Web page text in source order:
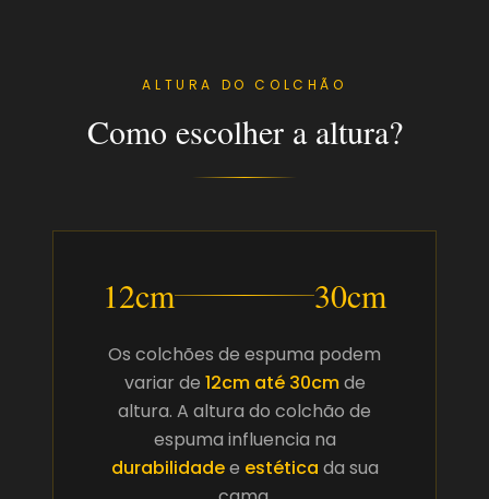
ALTURA DO COLCHÃO
Como escolher a altura?
12cm 30cm
Os colchões de espuma podem
variar de 12cm até 30cmde
altura. A altura do colchão de
espuma influencia na
durabilidadee estética da sua